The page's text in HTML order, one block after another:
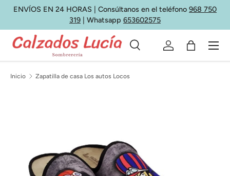
Ir al contenido
ENVÍOS EN 24 HORAS | Consúltanos en el teléfono 968 750
319 | Whatsapp 653602575
Buscar
Tipo de producto
Buscar Iniciar sesión
Bolsa
Menú
Inicio Zapatilla de casa Los autos Locos